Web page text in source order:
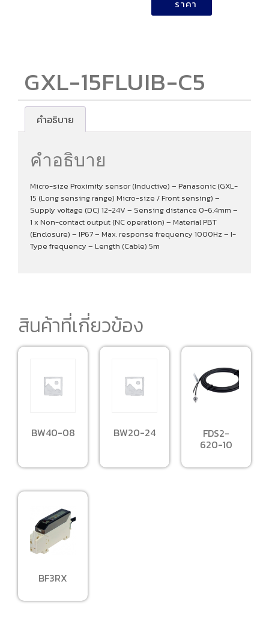
ราคา
GXL-15FLUIB-C5
คำอธิบาย
คำอธิบาย
Micro-size Proximity sensor (Inductive) – Panasonic (GXL-
15 (Long sensing range) Micro-size / Front sensing) –
Supply voltage (DC) 12-24V – Sensing distance 0-6.4mm –
1 x Non-contact output (NC operation) – Material PBT
(Enclosure) – IP67 – Max. response frequency 1000Hz – I-
Type frequency – Length (Cable) 5m
สินค้าที่เกี่ยวข้อง
BW40-08 BW20-24 FDS2-
620-10
BF3RX